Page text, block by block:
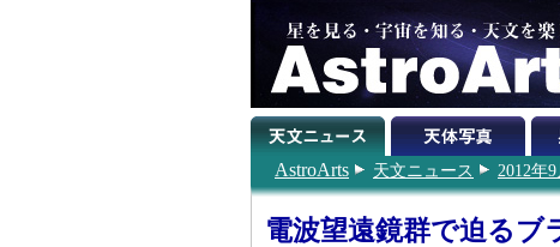
AstroArts 天文ニュース 2012年9
電波望遠鏡群で迫る